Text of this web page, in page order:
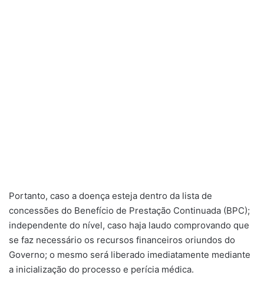
Portanto, caso a doença esteja dentro da lista de
concessões do Benefício de Prestação Continuada (BPC);
independente do nível, caso haja laudo comprovando que
se faz necessário os recursos financeiros oriundos do
Governo; o mesmo será liberado imediatamente mediante
a inicialização do processo e perícia médica.